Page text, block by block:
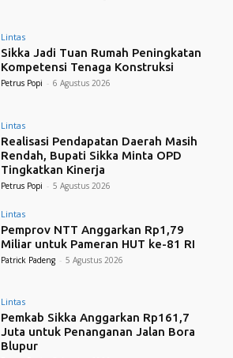
Lintas
Sikka Jadi Tuan Rumah Peningkatan
Kompetensi Tenaga Konstruksi
Petrus Popi - 6 Agustus 2026
Lintas
Realisasi Pendapatan Daerah Masih
Rendah, Bupati Sikka Minta OPD
Tingkatkan Kinerja
Petrus Popi - 5 Agustus 2026
Lintas
Pemprov NTT Anggarkan Rp1,79
Miliar untuk Pameran HUT ke-81 RI
Patrick Padeng - 5 Agustus 2026
Lintas
Pemkab Sikka Anggarkan Rp161,7
Juta untuk Penanganan Jalan Bora
Blupur